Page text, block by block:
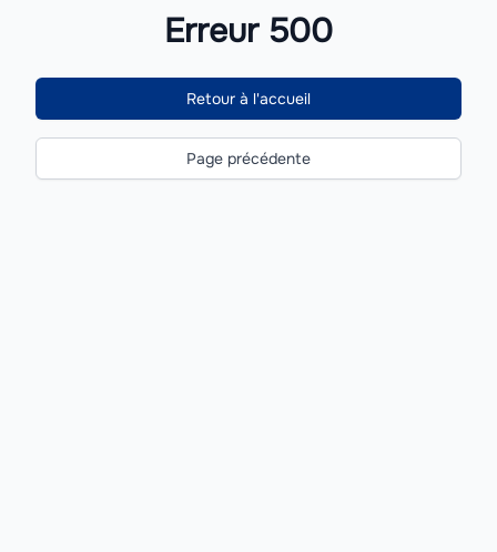
Erreur 500
Retour à l'accueil
Page précédente